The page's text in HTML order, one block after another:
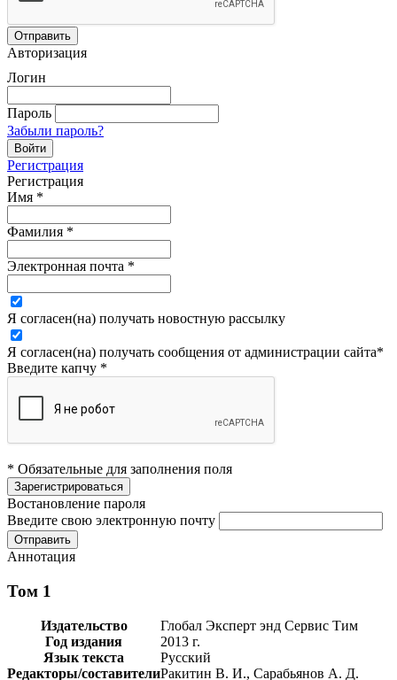
Авторизация
Логин
Пароль
Забыли пароль?
Регистрация
Регистрация
Имя *
Фамилия *
Электронная почта *
Я согласен(на) получать новостную рассылку
Я согласен(на) получать сообщения от администрации сайта*
Введите капчу *
* Обязательные для заполнения поля
Востановление пароля
Введите свою электронную почту
Аннотация
Том 1
Издательство
Глобал Эксперт энд Сервис Тим
Год издания
2013 г.
Язык текста
Русский
Редакторы/составителиРакитин В. И., Сарабьянов А. Д.